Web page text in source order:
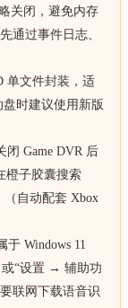
关闭，避免内存
通过事件日志、
单文件封装，适
时建议使用新版
闭 Game DVR 后
橙子胶囊搜索
（自动配套 Xbox
于 Windows 11
或“设置 → 辅助功
联网下载语音识